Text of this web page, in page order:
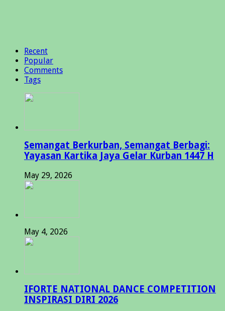
Recent
Popular
Comments
Tags
Semangat Berkurban, Semangat Berbagi:
Yayasan Kartika Jaya Gelar Kurban 1447 H
May 29, 2026
May 4, 2026
IFORTE NATIONAL DANCE COMPETITION
INSPIRASI DIRI 2026